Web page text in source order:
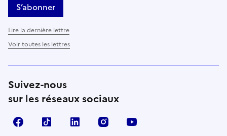
S’abonner
Lire la dernière lettre
Voir toutes les lettres
Suivez-nous
sur les réseaux sociaux
FacebookTikTok LinkedIn Instagram